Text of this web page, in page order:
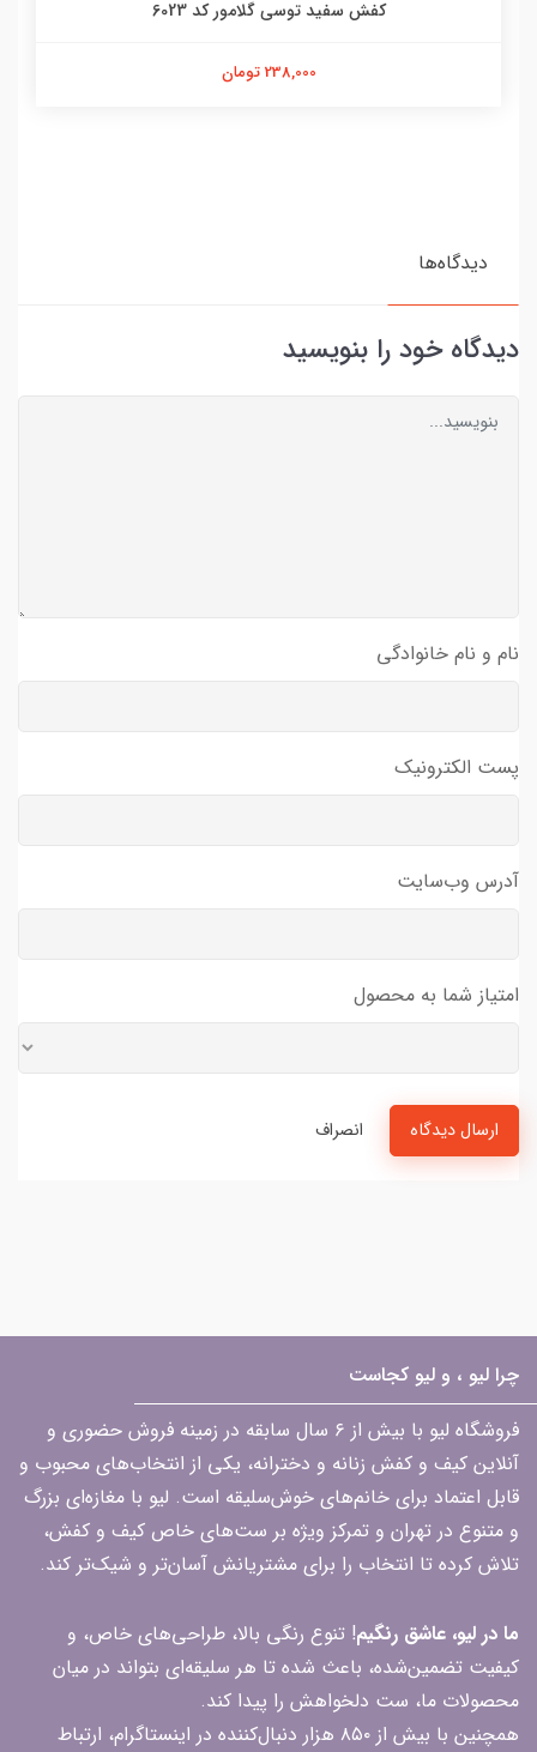
کفش سفید توسی گلامور کد 6023
238,000 تومان
دیدگاه‌ها
دیدگاه خود را بنویسید
نام و نام خانوادگی
پست الکترونیک
آدرس وب‌سایت
امتیاز شما به محصول
ارسال دیدگاه انصراف
چرا لیو ، و لیو کجاست
فروشگاه لیو با بیش از ۶ سال سابقه در زمینه فروش حضوری و
آنلاین کیف و کفش زنانه و دخترانه، یکی از انتخاب‌های محبوب و
قابل اعتماد برای خانم‌های خوش‌سلیقه است. لیو با مغازه‌ای بزرگ
و متنوع در تهران و تمرکز ویژه بر ست‌های خاص کیف و کفش،
تلاش کرده تا انتخاب را برای مشتریانش آسان‌تر و شیک‌تر کند.
ما در لیو، عاشق رنگیم! تنوع رنگی بالا، طراحی‌های خاص، و
کیفیت تضمین‌شده، باعث شده تا هر سلیقه‌ای بتواند در میان
محصولات ما، ست دلخواهش را پیدا کند.
همچنین با بیش از ۸۵۰ هزار دنبال‌کننده در اینستاگرام، ارتباط